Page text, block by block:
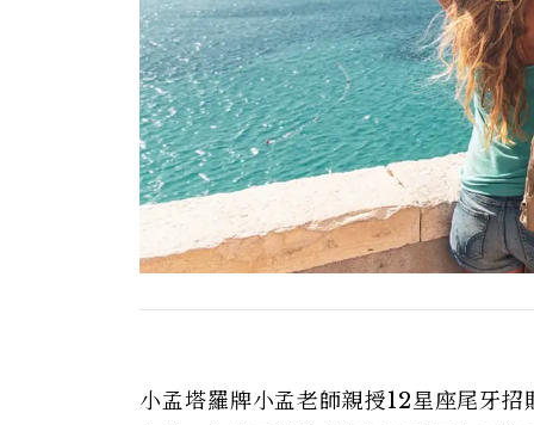
小孟塔羅牌小孟老師親授12星座尾牙